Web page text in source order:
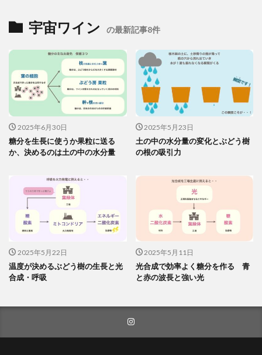
宇宙ワイン の最新記事8件
2025年6月30日
糖分を生長に使うか果粒に送る
か、決めるのは土の中の水分量
2025年5月23日
土の中の水分量の変化とぶどう樹
の根の吸引力
2025年5月22日
温度が決めるぶどう樹の生長と光
合成・呼吸
2025年5月11日
光合成で効率よく糖分を作る 青
と赤の波長と強い光